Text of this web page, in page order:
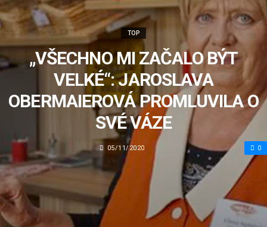
TOP
„VŠECHNO MI ZAČALO BÝT
VELKÉ“: JAROSLAVA
OBERMAIEROVÁ PROMLUVILA O
SVÉ VÁZE
05/11/2020 0